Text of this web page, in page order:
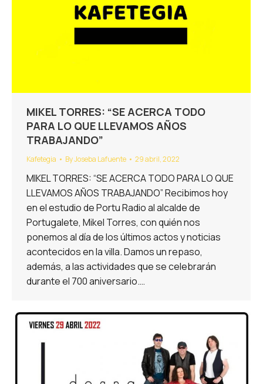
MIKEL TORRES: “SE ACERCA TODO
PARA LO QUE LLEVAMOS AÑOS
TRABAJANDO”
Kafetegia ByJoseba Lafuente 29 abril, 2022
MIKEL TORRES: “SE ACERCA TODO PARA LO QUE
LLEVAMOS AÑOS TRABAJANDO” Recibimos hoy
en el estudio de Portu Radio al alcalde de
Portugalete, Mikel Torres, con quién nos
ponemos al día de los últimos actos y noticias
acontecidos en la villa. Damos un repaso,
además, a las actividades que se celebrarán
durante el 700 aniversario.…